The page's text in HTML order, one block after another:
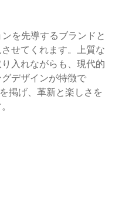
を先導するブランドと
せてくれます。上質な
入れながらも、現代的
デザインが特徴で
掲げ、革新と楽しさを